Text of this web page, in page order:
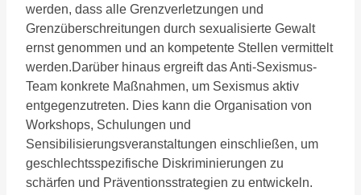
werden, dass alle Grenzverletzungen und
Grenzüberschreitungen durch sexualisierte Gewalt
ernst genommen und an kompetente Stellen vermittelt
werden.Darüber hinaus ergreift das Anti-Sexismus-
Team konkrete Maßnahmen, um Sexismus aktiv
entgegenzutreten. Dies kann die Organisation von
Workshops, Schulungen und
Sensibilisierungsveranstaltungen einschließen, um
geschlechtsspezifische Diskriminierungen zu
schärfen und Präventionsstrategien zu entwickeln.